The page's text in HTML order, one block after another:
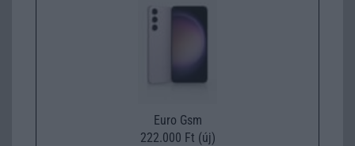
Euro Gsm
222.000 Ft (új)